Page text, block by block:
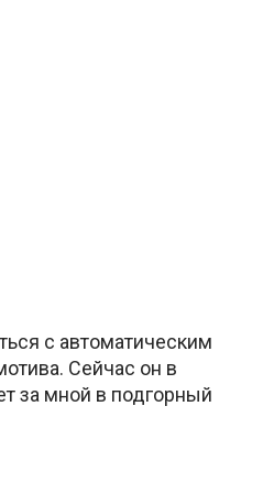
с автоматическим
Сейчас он в
за мной в подгорный